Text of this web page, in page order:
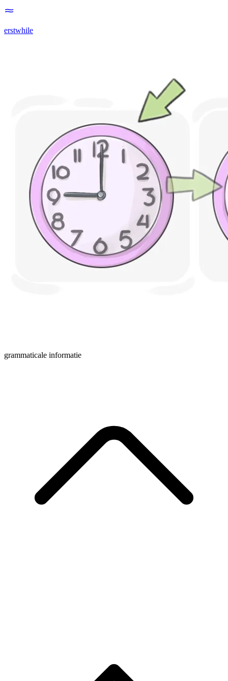
erstwhile
grammaticale informatie